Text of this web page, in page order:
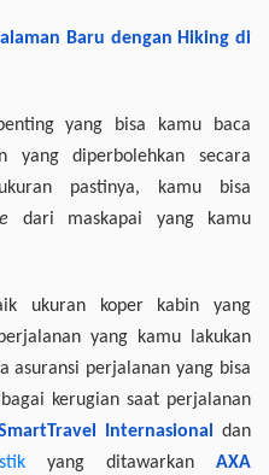
Baru dengan Hiking di
yang bisa kamu baca
yang diperbolehkan secara
pastinya, kamu bisa
dari maskapai yang kamu
ukuran koper kabin yang
yang kamu lakukan
asuransi perjalanan yang bisa
kerugian saat perjalanan
Internasional dan
yang ditawarkan AXA